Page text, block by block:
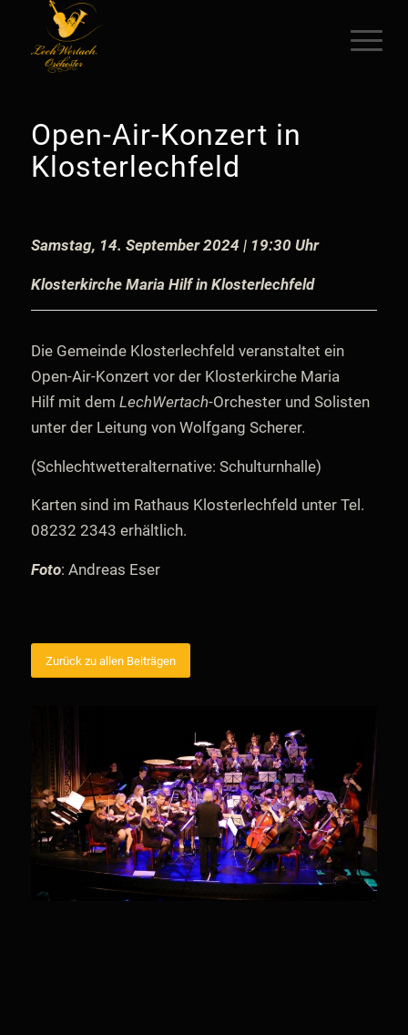
Open-Air-Konzert in
Klosterlechfeld
Samstag, 14. September 2024 | 19:30 Uhr
Klosterkirche Maria Hilf in Klosterlechfeld
Die Gemeinde Klosterlechfeld veranstaltet ein
Open-Air-Konzert vor der Klosterkirche Maria
Hilf mit dem LechWertach-Orchester und Solisten
unter der Leitung von Wolfgang Scherer.
(Schlechtwetteralternative: Schulturnhalle)
Karten sind im Rathaus Klosterlechfeld unter Tel.
08232 2343 erhältlich.
Foto: Andreas Eser
Zurück zu allen Beiträgen